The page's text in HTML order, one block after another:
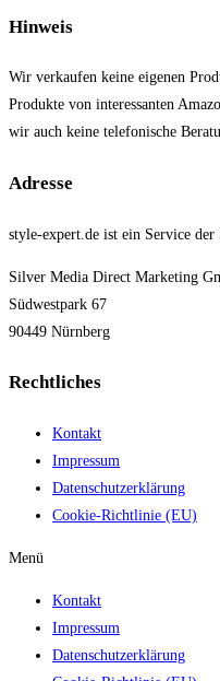
Hinweis
Wir verkaufen keine eigenen
Produkte von interessanten
wir auch keine telefonische
Adresse
style-expert.de ist ein Service
Silver Media Direct Marketing
Südwestpark 67
90449 Nürnberg
Rechtliches
Kontakt
Impressum
Datenschutzerklärung
Cookie-Richtlinie (EU)
Menü
Kontakt
Impressum
Datenschutzerklärung